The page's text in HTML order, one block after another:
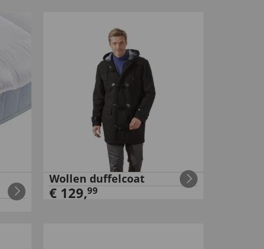
Wollen duffelcoat
€ 129,99